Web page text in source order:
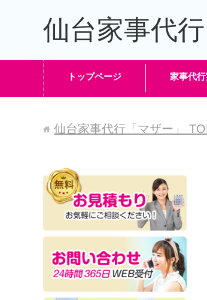
仙台家事代行
トップページ 家事代
仙台家事代行「マザー」